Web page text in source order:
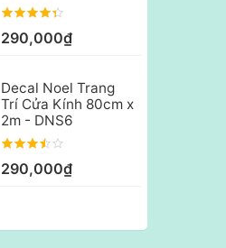
290,000₫
Decal Noel Trang
Trí Cửa Kính 80cm x
2m - DNS6
290,000₫